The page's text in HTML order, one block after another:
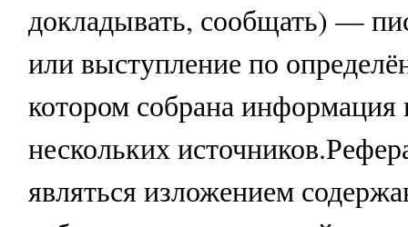
докладывать, сообщать) —
или выступление по
котором собрана информация
нескольких
являться изложением